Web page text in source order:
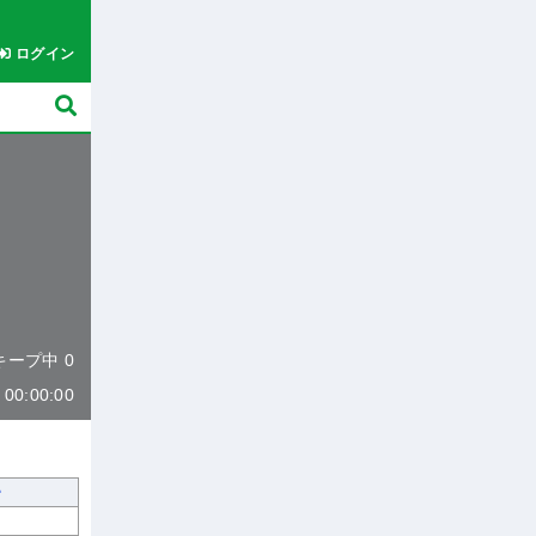
ログイン
ープ中 0
00:00:00